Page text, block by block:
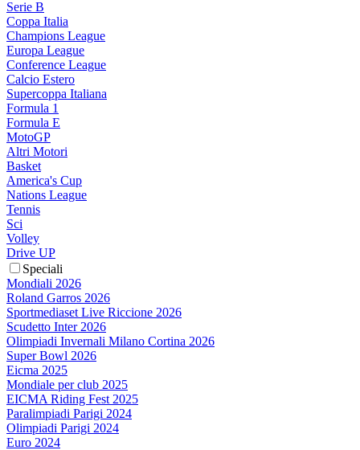
Serie B
Coppa Italia
Champions League
Europa League
Conference League
Calcio Estero
Supercoppa Italiana
Formula 1
Formula E
MotoGP
Altri Motori
Basket
America's Cup
Nations League
Tennis
Sci
Volley
Drive UP
Speciali
Mondiali 2026
Roland Garros 2026
Sportmediaset Live Riccione 2026
Scudetto Inter 2026
Olimpiadi Invernali Milano Cortina 2026
Super Bowl 2026
Eicma 2025
Mondiale per club 2025
EICMA Riding Fest 2025
Paralimpiadi Parigi 2024
Olimpiadi Parigi 2024
Euro 2024